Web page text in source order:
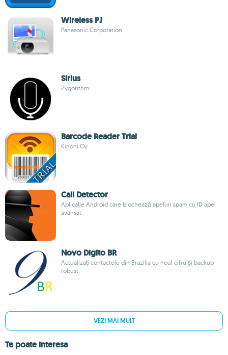
Wireless PJ
Panasonic Corporation
Sirius
Zygorithm
Barcode Reader Trial
Kinoni Oy
Call Detector
Aplicație Android care blochează apeluri spam cu ID apel
avansat
Novo Digito BR
Actualizați contactele din Brazilia cu noul cifru și backup
robust
VEZI MAI MULT
Te poate interesa